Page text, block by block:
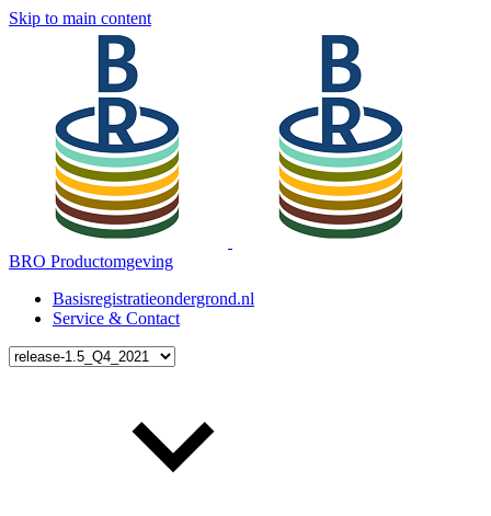
Skip to main content
BRO Productomgeving
Basisregistratieondergrond.nl
Service & Contact